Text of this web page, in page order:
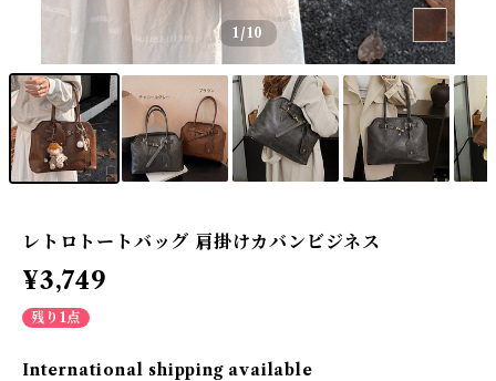
1 /10
レトロトートバッグ 肩掛けカバンビジネス
¥3,749
残り1点
International shipping available